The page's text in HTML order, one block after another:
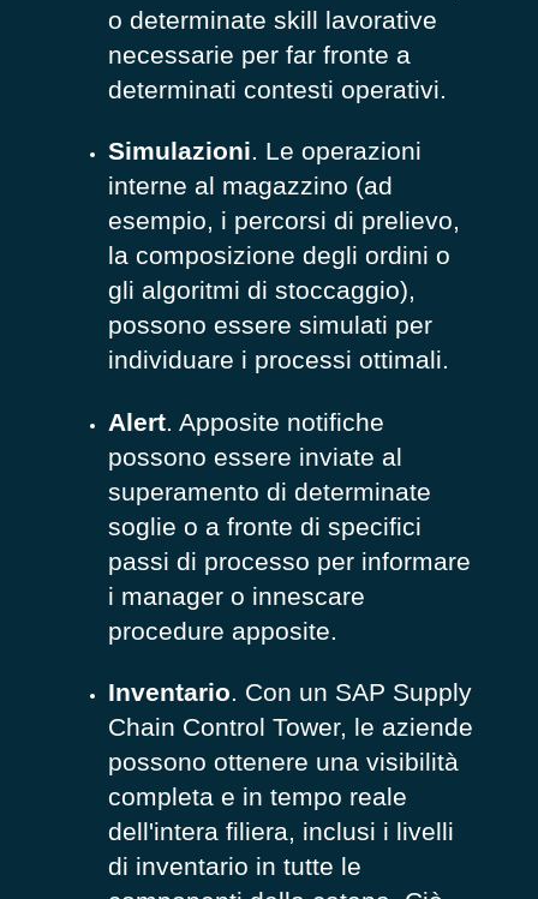
o determinate skill lavorative
necessarie per far fronte a
determinati contesti operativi.
Simulazioni. Le operazioni
interne al magazzino (ad
esempio, i percorsi di prelievo,
la composizione degli ordini o
gli algoritmi di stoccaggio),
possono essere simulati per
individuare i processi ottimali.
Alert. Apposite notifiche
possono essere inviate al
superamento di determinate
soglie o a fronte di specifici
passi di processo per informare
i manager o innescare
procedure apposite.
Inventario. Con un SAP Supply
Chain Control Tower, le aziende
possono ottenere una visibilità
completa e in tempo reale
dell'intera filiera, inclusi i livelli
di inventario in tutte le